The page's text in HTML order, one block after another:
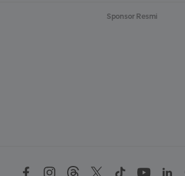
Sponsor Resmi